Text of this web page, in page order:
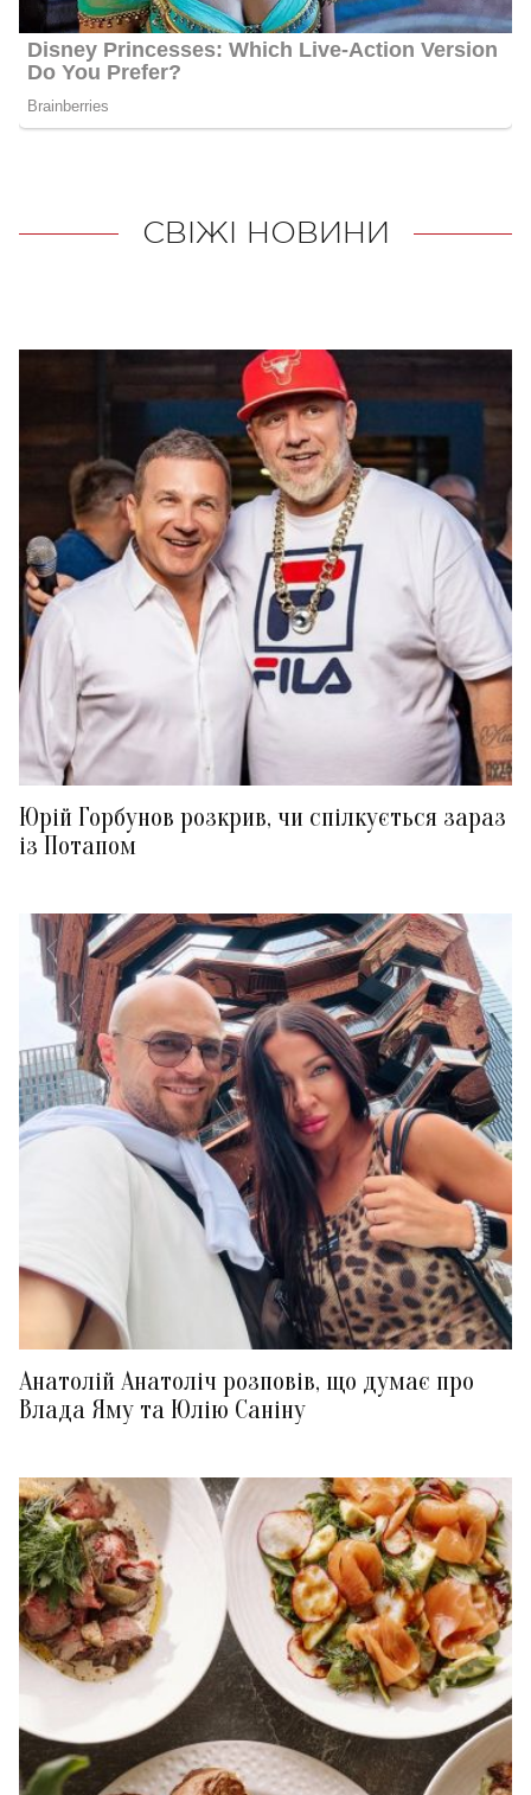
СВІЖІ НОВИНИ
Юрій Горбунов розкрив, чи спілкується зараз
із Потапом
Анатолій Анатоліч розповів, що думає про
Влада Яму та Юлію Саніну